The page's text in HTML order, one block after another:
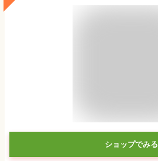
ショップでみる